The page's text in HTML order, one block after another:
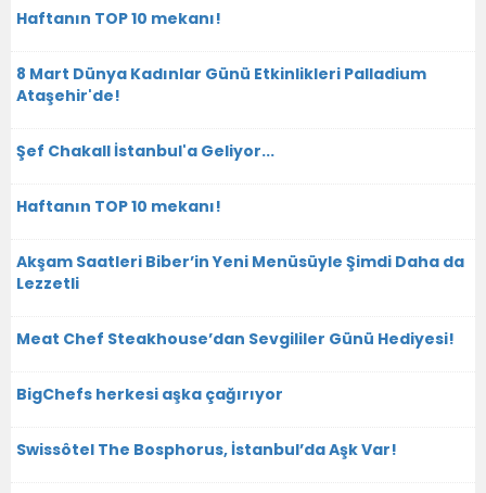
Haftanın TOP 10 mekanı!
8 Mart Dünya Kadınlar Günü Etkinlikleri Palladium
Ataşehir'de!
Şef Chakall İstanbul'a Geliyor...
Haftanın TOP 10 mekanı!
Akşam Saatleri Biber’in Yeni Menüsüyle Şimdi Daha da
Lezzetli
Meat Chef Steakhouse’dan Sevgililer Günü Hediyesi!
BigChefs herkesi aşka çağırıyor
Swissôtel The Bosphorus, İstanbul’da Aşk Var!